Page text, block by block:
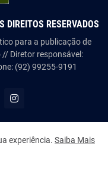
RESERVADOS
para a publicação de
Diretor responsável:
(92) 99255-9191
Parintins
experiência. Saiba Mais